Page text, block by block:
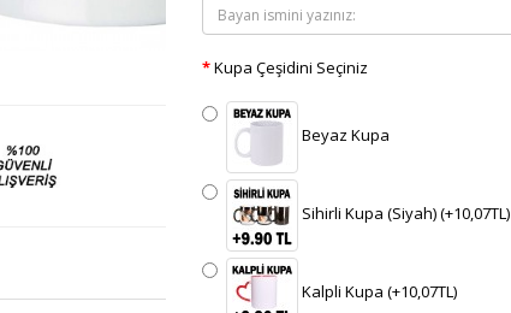
Kupa Çeşidini Seçiniz
Beyaz Kupa
Sihirli Kupa (Siyah) (+10,07TL)
Kalpli Kupa (+10,07TL)